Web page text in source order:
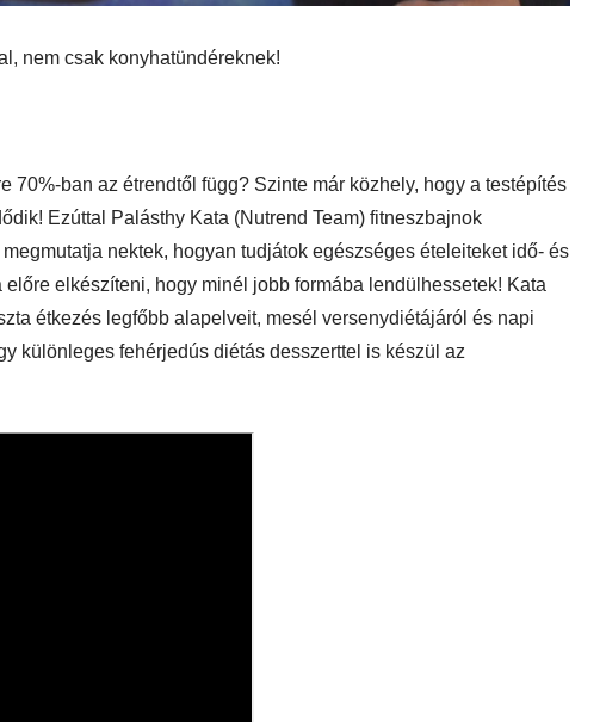
nem csak konyhatündéreknek!
70%-ban az étrendtől függ? Szinte már közhely, hogy a testépítés
Ezúttal Palásthy Kata (Nutrend Team) fitneszbajnok
nektek, hogyan tudjátok egészséges ételeiteket idő- és
elkészíteni, hogy minél jobb formába lendülhessetek! Kata
étkezés legfőbb alapelveit, mesél versenydiétájáról és napi
különleges fehérjedús diétás desszerttel is készül az